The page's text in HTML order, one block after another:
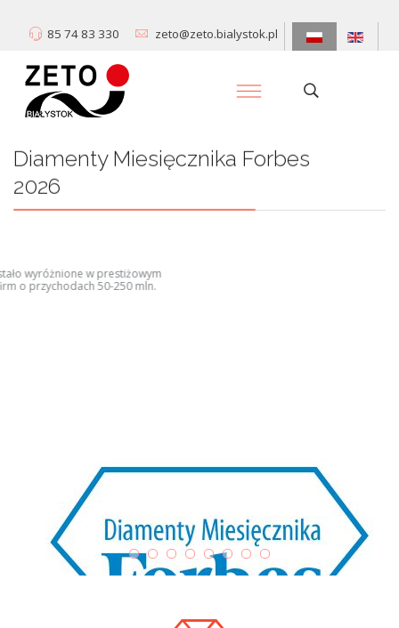
85 74 83 330 zeto@zeto.bialystok.pl
Diamenty Miesięcznika Forbes
2026
Centrum Informatyki „ZETO” S.A. zostało wyróżnione w prestiżowym
rankingu Diamenty Forbesa wśród firm o przychodach 50-250 mln.